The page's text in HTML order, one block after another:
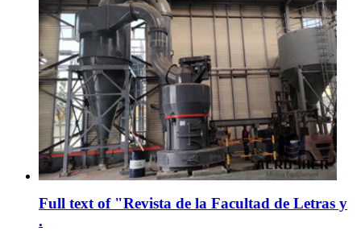
Full text of "Revista de la Facultad de Letras y
.